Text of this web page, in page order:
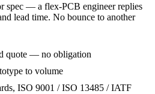
spec — a flex-PCB engineer replies
lead time. No bounce to another
quote — no obligation
to volume
ISO 9001 / ISO 13485 / IATF